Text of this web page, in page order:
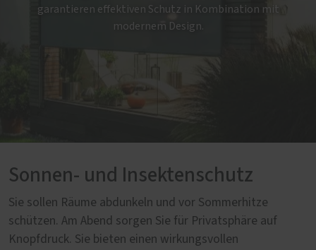
garantieren effektiven Schutz in Kombination mit
modernem Design.
Sonnen- und Insektenschutz
Sie sollen Räume abdunkeln und vor Sommerhitze
schützen. Am Abend sorgen Sie für Privatsphäre auf
Knopfdruck. Sie bieten einen wirkungsvollen